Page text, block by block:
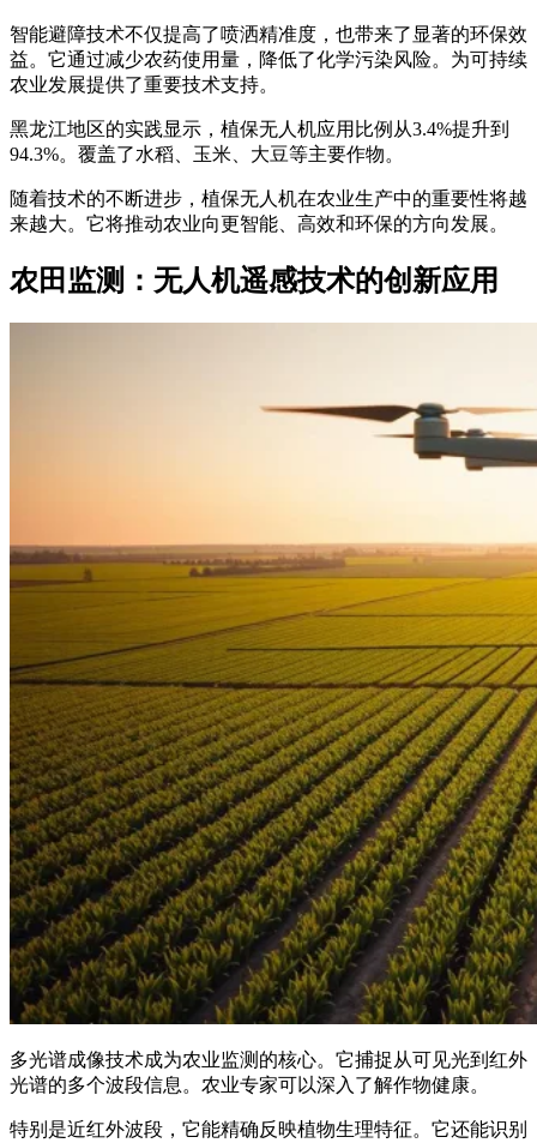
智能避障技术不仅提高了喷洒精准度，也带来了显著的环保效
益。它通过减少农药使用量，降低了化学污染风险。为可持续
农业发展提供了重要技术支持。
黑龙江地区的实践显示，植保无人机应用比例从3.4%提升到
94.3%。覆盖了水稻、玉米、大豆等主要作物。
随着技术的不断进步，植保无人机在农业生产中的重要性将越
来越大。它将推动农业向更智能、高效和环保的方向发展。
农田监测：无人机遥感技术的创新应用
多光谱成像技术成为农业监测的核心。它捕捉从可见光到红外
光谱的多个波段信息。农业专家可以深入了解作物健康。
特别是近红外波段，它能精确反映植物生理特征。它还能识别